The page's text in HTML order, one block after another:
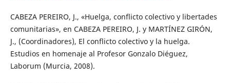
CABEZA PEREIRO, J., «Huelga, conflicto colectivo y libertades
comunitarias», en CABEZA PEREIRO, J. y MARTÍNEZ GIRÓN,
J., (Coordinadores), El conflicto colectivo y la huelga.
Estudios en homenaje al Profesor Gonzalo Diéguez,
Laborum (Murcia, 2008).